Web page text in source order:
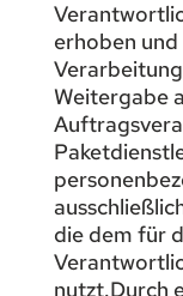
erhoben
Weitergabe
die dem für
nutzt.Durch